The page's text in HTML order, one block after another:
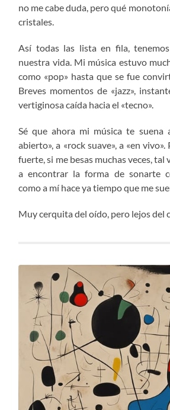
no me cabe duda, pero qué
cristales.
Así todas las lista en fila,
nuestra vida. Mi música estuvo
como «pop» hasta que se fue
Breves momentos de «jazz»,
vertiginosa caída hacia el «tecno».
Sé que ahora mi música te suena
abierto», a «rock suave», a «en
fuerte, si me besas muchas veces, tal
a encontrar la forma de sonarte
como a mí hace ya tiempo que me
Muy cerquita del oído, pero lejos del